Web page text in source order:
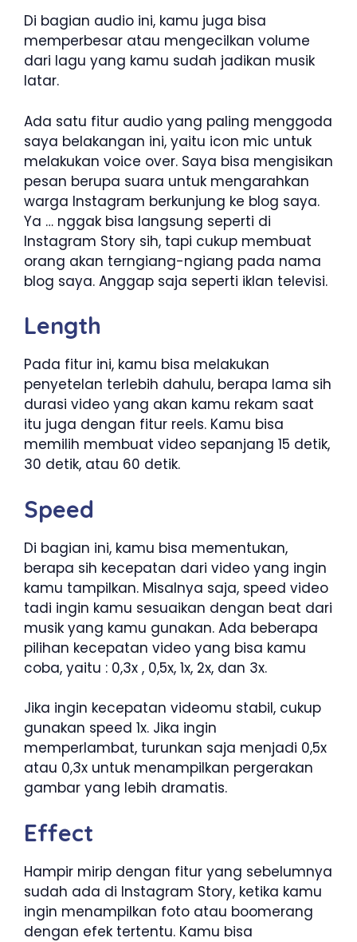
Di bagian audio ini, kamu juga bisa
memperbesar atau mengecilkan volume
dari lagu yang kamu sudah jadikan musik
latar.
Ada satu fitur audio yang paling menggoda
saya belakangan ini, yaitu icon mic untuk
melakukan voice over. Saya bisa mengisikan
pesan berupa suara untuk mengarahkan
warga Instagram berkunjung ke blog saya.
Ya … nggak bisa langsung seperti di
Instagram Story sih, tapi cukup membuat
orang akan terngiang-ngiang pada nama
blog saya. Anggap saja seperti iklan televisi.
Length
Pada fitur ini, kamu bisa melakukan
penyetelan terlebih dahulu, berapa lama sih
durasi video yang akan kamu rekam saat
itu juga dengan fitur reels. Kamu bisa
memilih membuat video sepanjang 15 detik,
30 detik, atau 60 detik.
Speed
Di bagian ini, kamu bisa mementukan,
berapa sih kecepatan dari video yang ingin
kamu tampilkan. Misalnya saja, speed video
tadi ingin kamu sesuaikan dengan beat dari
musik yang kamu gunakan. Ada beberapa
pilihan kecepatan video yang bisa kamu
coba, yaitu : 0,3x , 0,5x, 1x, 2x, dan 3x.
Jika ingin kecepatan videomu stabil, cukup
gunakan speed 1x. Jika ingin
memperlambat, turunkan saja menjadi 0,5x
atau 0,3x untuk menampilkan pergerakan
gambar yang lebih dramatis.
Effect
Hampir mirip dengan fitur yang sebelumnya
sudah ada di Instagram Story, ketika kamu
ingin menampilkan foto atau boomerang
dengan efek tertentu. Kamu bisa